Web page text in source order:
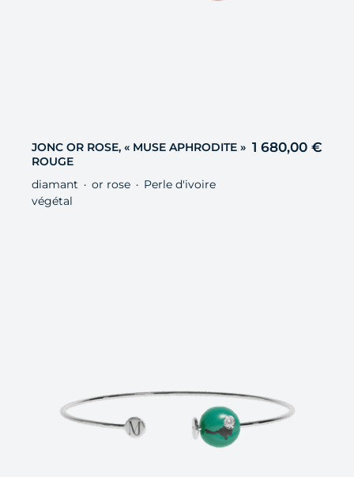
JONC OR ROSE, « MUSE APHRODITE »
ROUGE
1 680,00 €
diamant ・ or rose ・ Perle d'ivoire
végétal